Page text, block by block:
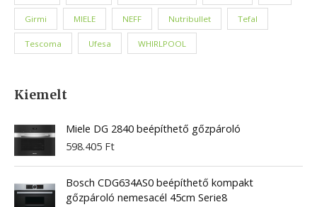
Girmi MIELE NEFF Nutribullet Tefal
Tescoma Ufesa WHIRLPOOL
Kiemelt
Miele DG 2840 beépíthető gőzpároló
598.405 Ft
Bosch CDG634AS0 beépíthető kompakt
gőzpároló nemesacél 45cm Serie8